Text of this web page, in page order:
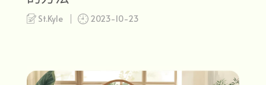
St.Kyle 2023-10-23